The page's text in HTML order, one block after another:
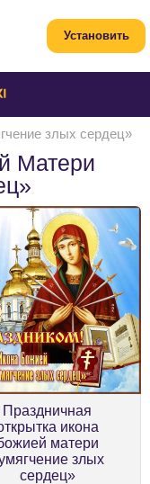
злых сердец»
Матери
Праздничная
икона
матери
злых
сердец»
Установить